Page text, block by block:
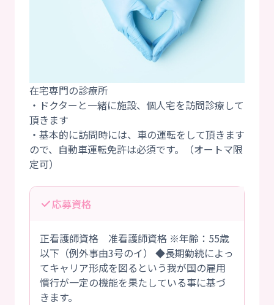
在宅専門の診療所
・ドクターと一緒に施設、個人宅を訪問診療して
頂きます
・基本的に訪問時には、車の運転をして頂きます
ので、自動車運転免許は必須です。（オートマ限
応募資格
正看護師資格 准看護師資格 ※年齢：55歳
以下（例外事由3号のイ） ◆長期勤続によっ
てキャリア形成を図るという我が国の雇用
慣行が一定の機能を果たしている事に基づ
きます。